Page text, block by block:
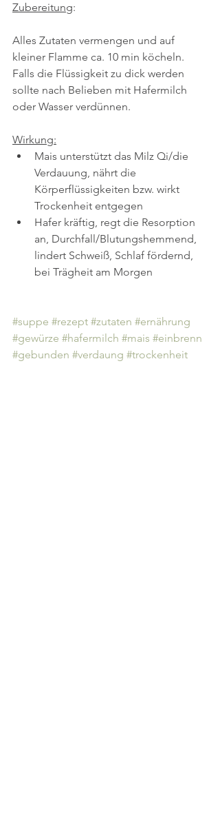
Zubereitung:
Alles Zutaten vermengen und auf
kleiner Flamme ca. 10 min köcheln.
Falls die Flüssigkeit zu dick werden
sollte nach Belieben mit Hafermilch
oder Wasser verdünnen.
Wirkung:
Mais unterstützt das Milz Qi/die
Verdauung, nährt die
Körperflüssigkeiten bzw. wirkt
Trockenheit entgegen
Hafer kräftig, regt die Resorption
an, Durchfall/Blutungshemmend,
lindert Schweiß, Schlaf fördernd,
bei Trägheit am Morgen
#suppe #rezept #zutaten #ernährung
#gewürze #hafermilch #mais #einbrenn
#gebunden #verdaung #trockenheit